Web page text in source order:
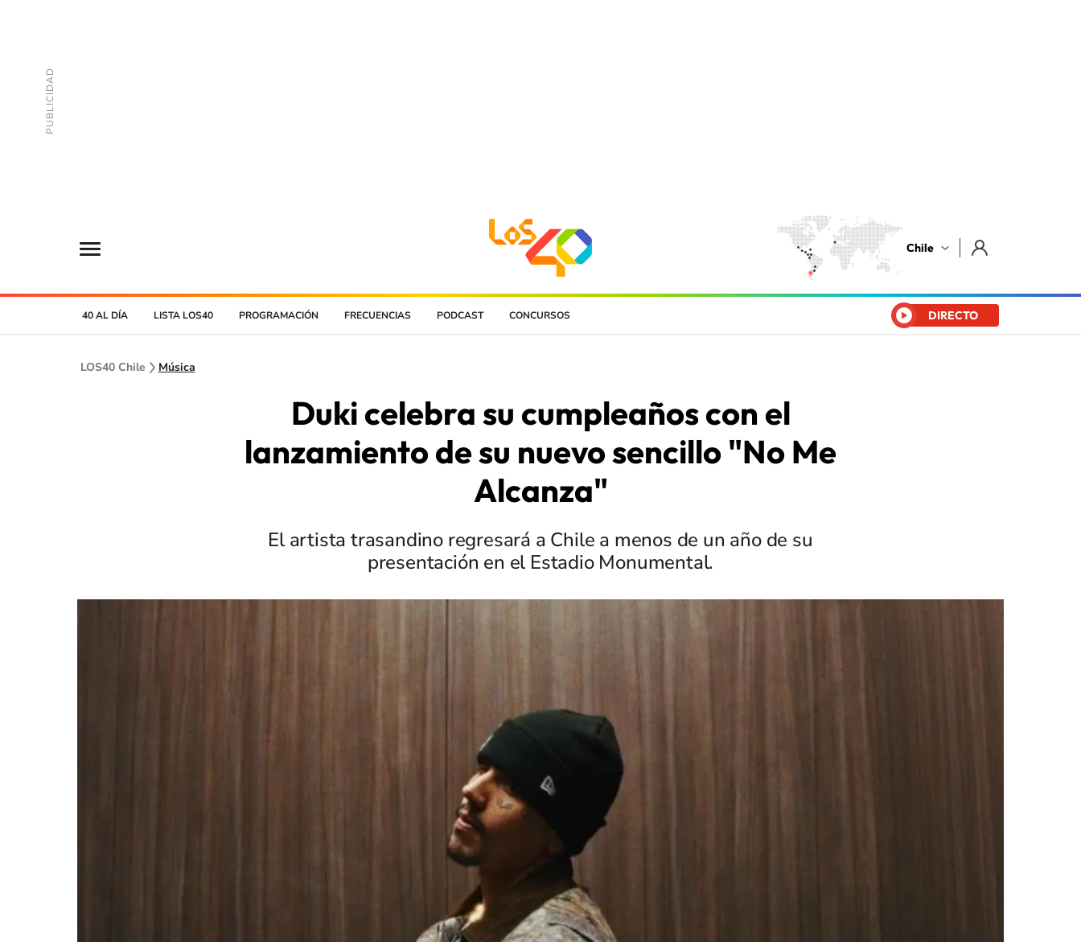
Chile
40 AL DÍA LISTA LOS40 PROGRAMACIÓN FRECUENCIAS PODCAST CONCURSOS DIRECTO
LOS40 Chile Música
Duki celebra su cumpleaños con el
lanzamiento de su nuevo sencillo "No Me
Alcanza"
El artista trasandino regresará a Chile a menos de un año de su
presentación en el Estadio Monumental.